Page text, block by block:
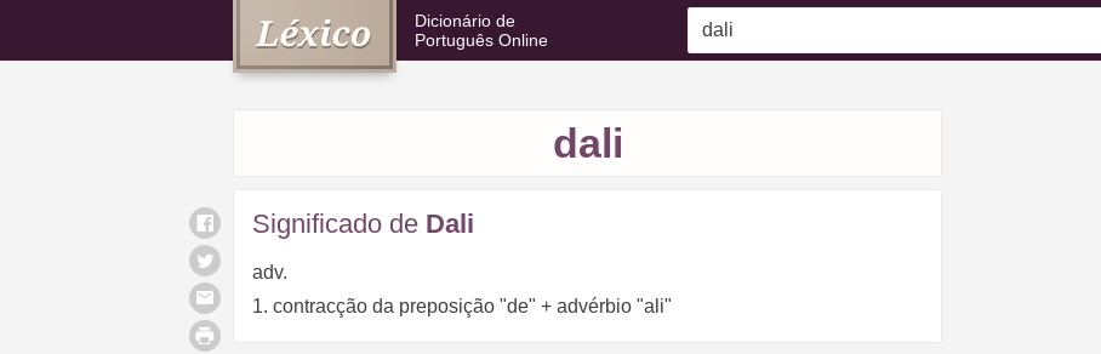
Dicionário de
Português Online
dali
Significado de Dali
adv.
1. contracção da preposição "de" + advérbio "ali"